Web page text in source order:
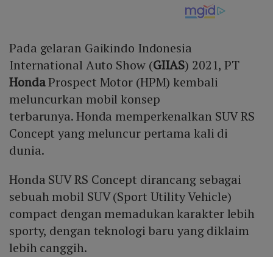
Pada gelaran Gaikindo Indonesia
International Auto Show (GIIAS) 2021, PT
HondaProspect Motor (HPM) kembali
meluncurkan mobil konsep
terbarunya. Honda memperkenalkan SUV RS
Concept yang meluncur pertama kali di
dunia.
Honda SUV RS Concept dirancang sebagai
sebuah mobil SUV (Sport Utility Vehicle)
compact dengan memadukan karakter lebih
sporty, dengan teknologi baru yang diklaim
lebih canggih.